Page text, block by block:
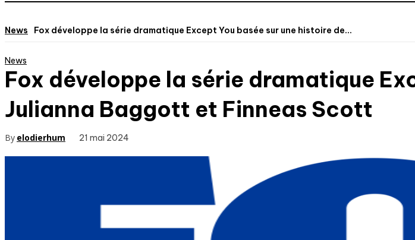
News Fox développe la série dramatique Except You basée sur une histoire de...
News
Fox développe la série dramatique
Julianna Baggott et Finneas Scott
By elodierhum 21 mai 2024